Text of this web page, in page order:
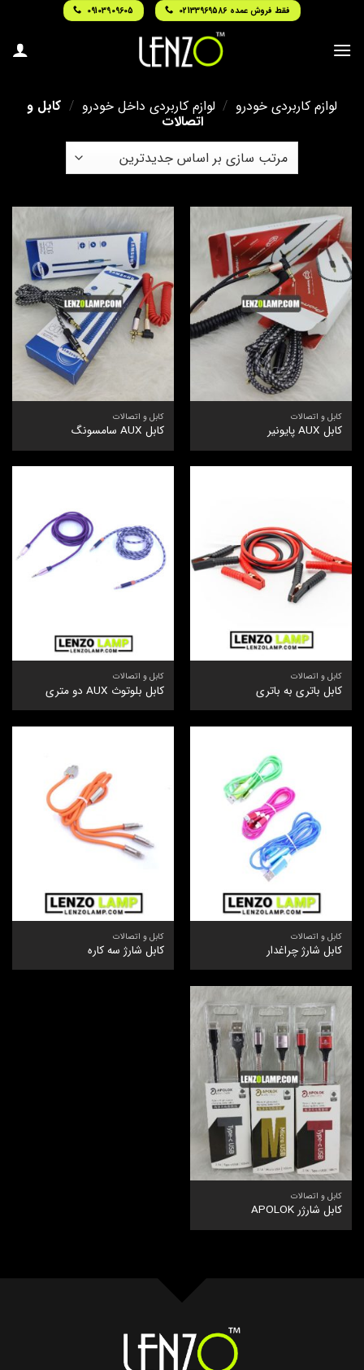
content
فقط فروش عمده 02133969586 09103909605
لوازم کاربردی خودرو / لوازم کاربردی داخل خودرو / کابل و
اتصالات
کابل و اتصالات
کابل AUX پایونیر
کابل و اتصالات
کابل AUX سامسونگ
کابل و اتصالات
کابل باتری به باتری
کابل و اتصالات
کابل بلوتوث AUX دو متری
کابل و اتصالات
کابل شارژ چراغدار
کابل و اتصالات
کابل شارژ سه‌ کاره
کابل و اتصالات
کابل شارژر APOLOK